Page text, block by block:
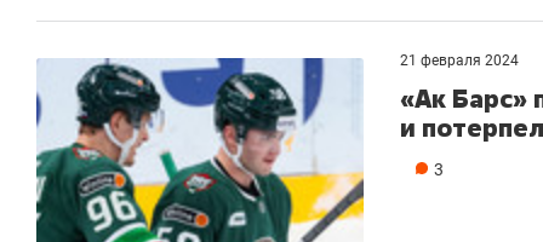
21 февраля 2024
«Ак Барс»
и
3